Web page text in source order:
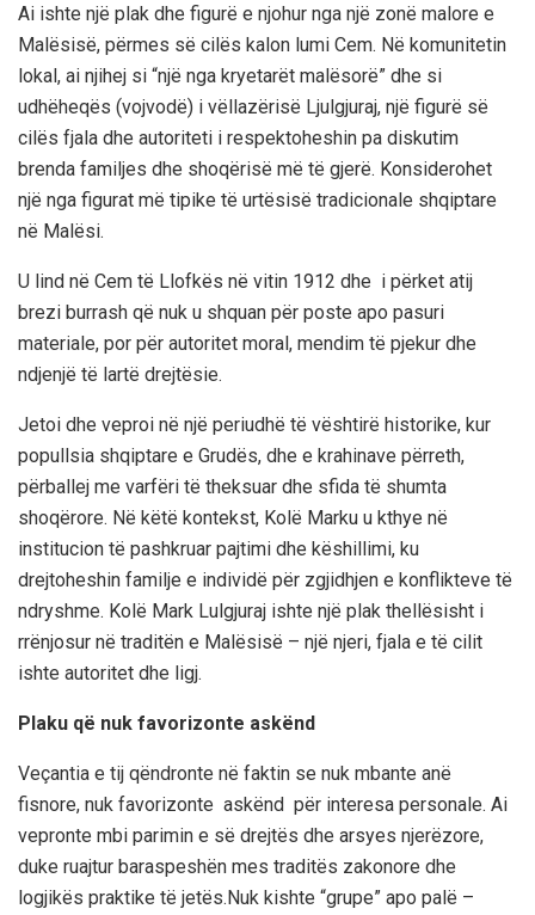
Ai ishte një plak dhe figurë e njohur nga një zonë malore e
Malësisë, përmes së cilës kalon lumi Cem. Në komunitetin
lokal, ai njihej si “një nga kryetarët malësorë” dhe si
udhëheqës (vojvodë) i vëllazërisë Ljulgjuraj, një figurë së
cilës fjala dhe autoriteti i respektoheshin pa diskutim
brenda familjes dhe shoqërisë më të gjerë. Konsiderohet
një nga figurat më tipike të urtësisë tradicionale shqiptare
në Malësi.
U lind në Cem të Llofkës në vitin 1912 dhe i përket atij
brezi burrash që nuk u shquan për poste apo pasuri
materiale, por për autoritet moral, mendim të pjekur dhe
ndjenjë të lartë drejtësie.
Jetoi dhe veproi në një periudhë të vështirë historike, kur
popullsia shqiptare e Grudës, dhe e krahinave përreth,
përballej me varfëri të theksuar dhe sfida të shumta
shoqërore. Në këtë kontekst, Kolë Marku u kthye në
institucion të pashkruar pajtimi dhe këshillimi, ku
drejtoheshin familje e individë për zgjidhjen e konflikteve të
ndryshme. Kolë Mark Lulgjuraj ishte një plak thellësisht i
rrënjosur në traditën e Malësisë – një njeri, fjala e të cilit
ishte autoritet dhe ligj.
Plaku që nuk favorizonte askënd
Veçantia e tij qëndronte në faktin se nuk mbante anë
fisnore, nuk favorizonte askënd për interesa personale. Ai
vepronte mbi parimin e së drejtës dhe arsyes njerëzore,
duke ruajtur baraspeshën mes traditës zakonore dhe
logjikës praktike të jetës.Nuk kishte “grupe” apo palë –